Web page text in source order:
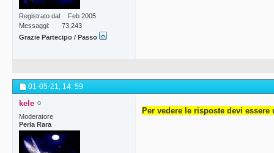
Registrato dal
Feb 2005
Messaggi
73,243
Grazie Partecipo / Passo
01-05-21, 14: 59
kele
Moderatore
Perla Rara
Per vedere le risposte devi